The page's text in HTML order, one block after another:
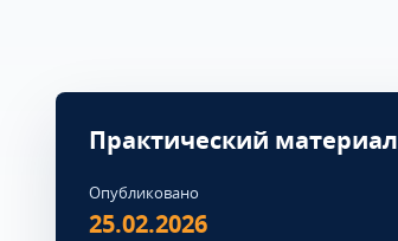
Практический материал
Опубликовано
25.02.2026